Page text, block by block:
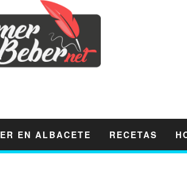
EN ALBACETE RECETAS